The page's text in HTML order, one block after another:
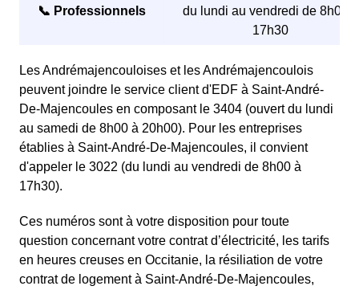
📞 Professionnels
du lundi au vendredi de 8h00 à
17h30
Les Andrémajencouloises et les Andrémajencoulois
peuvent joindre le service client d'EDF à Saint-André-
De-Majencoules en composant le 3404 (ouvert du lundi
au samedi de 8h00 à 20h00). Pour les entreprises
établies à Saint-André-De-Majencoules, il convient
d'appeler le 3022 (du lundi au vendredi de 8h00 à
17h30).
Ces numéros sont à votre disposition pour toute
question concernant votre contrat d’électricité, les tarifs
en heures creuses en Occitanie, la résiliation de votre
contrat de logement à Saint-André-De-Majencoules,